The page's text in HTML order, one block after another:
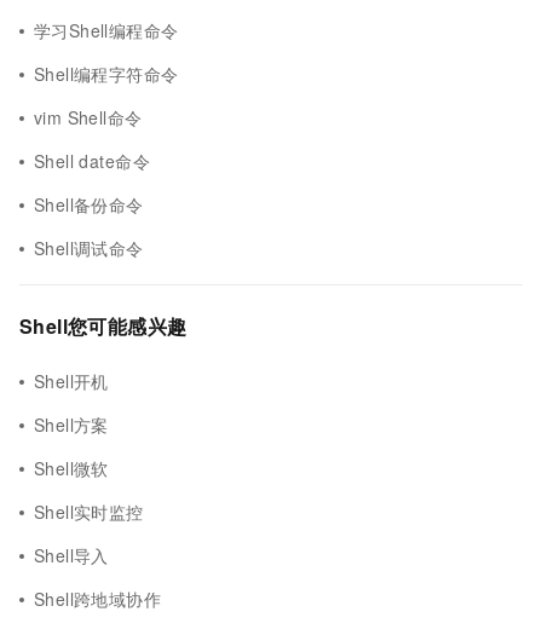
学习Shell编程命令
Shell编程字符命令
vim Shell命令
Shell date命令
Shell备份命令
Shell调试命令
Shell您可能感兴趣
Shell开机
Shell方案
Shell微软
Shell实时监控
Shell导入
Shell跨地域协作